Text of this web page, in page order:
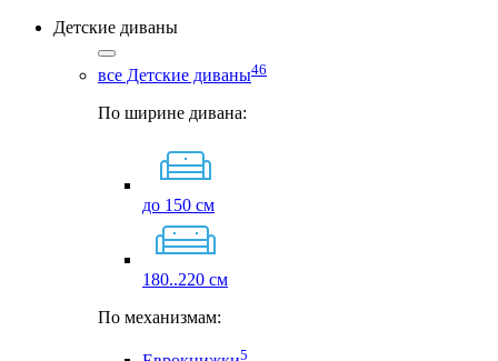
Детские диваны
все Детские диваны46
По ширине дивана:
до 150 см
180..220 см
По механизмам:
5